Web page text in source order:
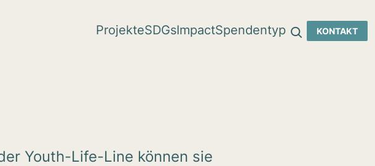
Pro­jekteSDGsImpactSpen­den­typ KON­TAKT
Youth-Life-Line können sie